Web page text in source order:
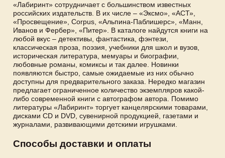
«Лабиринт» сотрудничает с большинством известных
российских издательств. В их числе – «Эксмо», «АСТ»,
«Просвещение», Corpus, «Альпина-Паблишерс», «Манн,
Иванов и Фербер», «Питер». В каталоге найдутся книги на
любой вкус – детективы, фантастика, фэнтези,
классическая проза, поэзия, учебники для школ и вузов,
историческая литература, мемуары и биографии,
любовные романы, комиксы и так далее. Новинки
появляются быстро, самые ожидаемые из них обычно
доступны для предварительного заказа. Нередко магазин
предлагает ограниченное количество экземпляров какой-
либо современной книги с автографом автора. Помимо
литературы «Лабиринт» торгует канцелярскими товарами,
дисками CD и DVD, сувенирной продукцией, газетами и
журналами, развивающими детскими игрушками.
Способы доставки и оплаты